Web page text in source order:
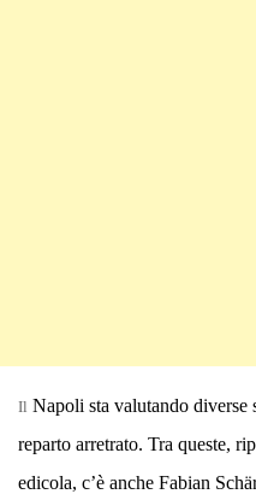
Il Napoli sta valutando
reparto arretrato. Tra queste,
edicola, c’è anche Fabian